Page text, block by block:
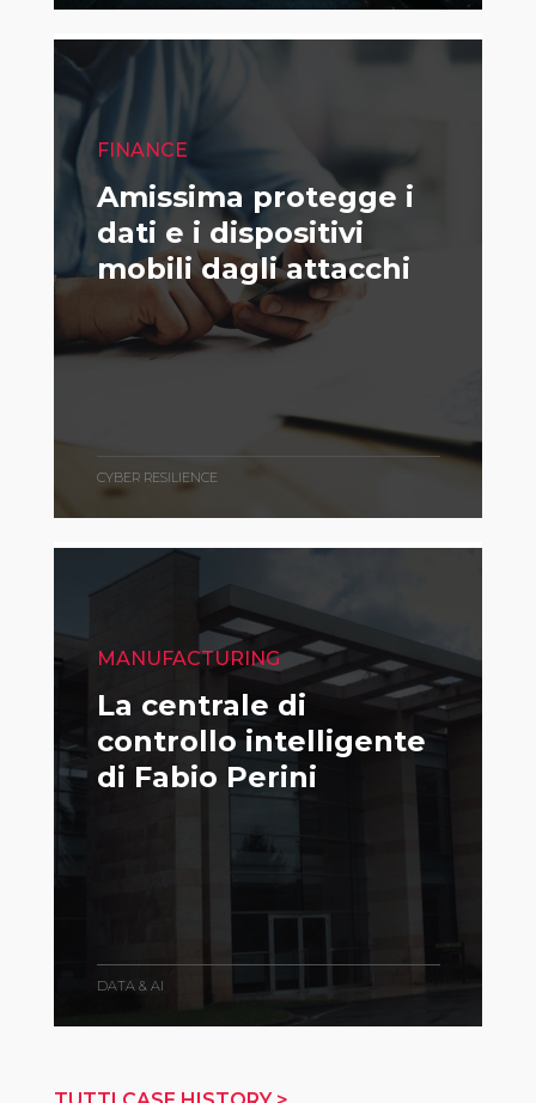
FINANCE
Amissima protegge i
dati e i dispositivi
mobili dagli attacchi
CYBER RESILIENCE
MANUFACTURING
La centrale di
controllo intelligente
di Fabio Perini
DATA & AI